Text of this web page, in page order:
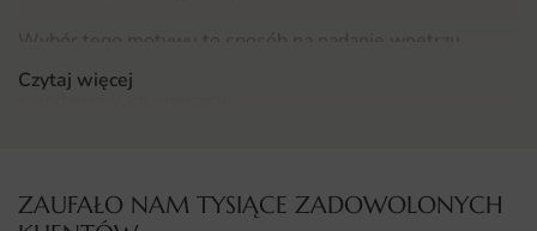
Wybór tego motywu to sposób na nadanie wnętrzu
indywidualnego charakteru i wyróżnienie go spośród
Fototapeta Vintage sprawdzi się przede wszystkim we
wnętrzach sypialni, gdzie buduje nastrój wyciszenia i
Czytaj więcej
ZAUFAŁO NAM TYSIĄCE ZADOWOLONYCH